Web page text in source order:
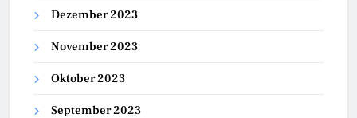
Dezember 2023
November 2023
Oktober 2023
September 2023